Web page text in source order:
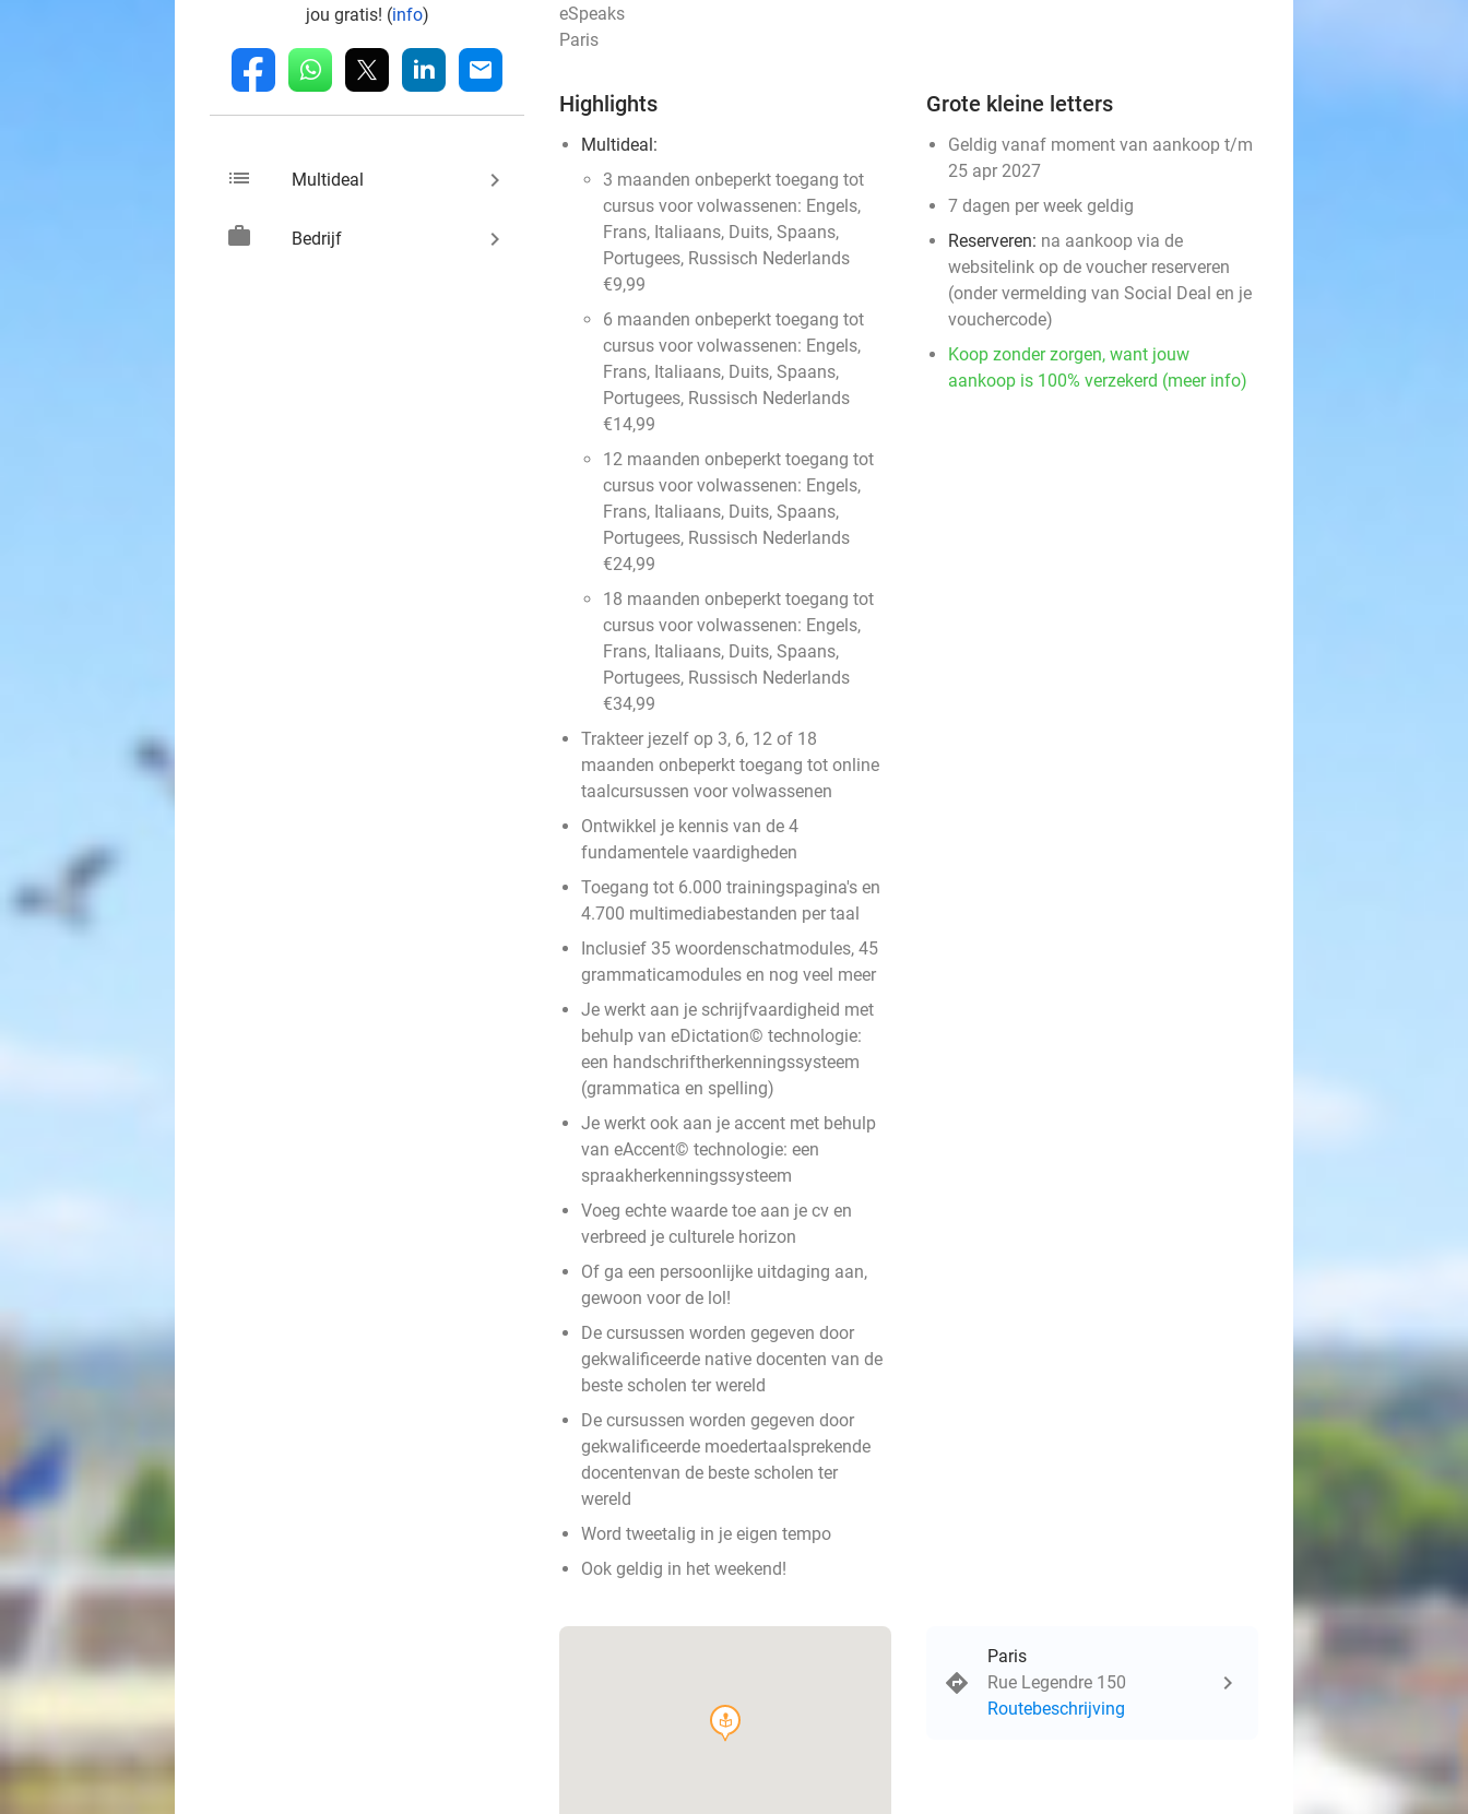
jou gratis! (info)
fb whatsapp linkedin mail
list Multideal keyboard_arrow_right
work Bedrijf keyboard_arrow_right
eSpeaks
Paris
Highlights
Multideal:
3 maanden onbeperkt toegang tot
cursus voor volwassenen: Engels,
Frans, Italiaans, Duits, Spaans,
Portugees, Russisch Nederlands
€9,99
6 maanden onbeperkt toegang tot
cursus voor volwassenen: Engels,
Frans, Italiaans, Duits, Spaans,
Portugees, Russisch Nederlands
€14,99
12 maanden onbeperkt toegang tot
cursus voor volwassenen: Engels,
Frans, Italiaans, Duits, Spaans,
Portugees, Russisch Nederlands
€24,99
18 maanden onbeperkt toegang tot
cursus voor volwassenen: Engels,
Frans, Italiaans, Duits, Spaans,
Portugees, Russisch Nederlands
€34,99
Trakteer jezelf op 3, 6, 12 of 18
maanden onbeperkt toegang tot online
taalcursussen voor volwassenen
Ontwikkel je kennis van de 4
fundamentele vaardigheden
Toegang tot 6.000 trainingspagina's en
4.700 multimediabestanden per taal
Inclusief 35 woordenschatmodules, 45
grammaticamodules en nog veel meer
Je werkt aan je schrijfvaardigheid met
behulp van eDictation© technologie:
een handschriftherkenningssysteem
(grammatica en spelling)
Je werkt ook aan je accent met behulp
van eAccent© technologie: een
spraakherkenningssysteem
Voeg echte waarde toe aan je cv en
verbreed je culturele horizon
Of ga een persoonlijke uitdaging aan,
gewoon voor de lol!
De cursussen worden gegeven door
gekwalificeerde native docenten van de
beste scholen ter wereld
De cursussen worden gegeven door
gekwalificeerde moedertaalsprekende
docentenvan de beste scholen ter
wereld
Word tweetalig in je eigen tempo
Ook geldig in het weekend!
Grote kleine letters
Geldig vanaf moment van aankoop t/m
25 apr 2027
7 dagen per week geldig
Reserveren: na aankoop via de
websitelink op de voucher reserveren
(onder vermelding van Social Deal en je
vouchercode)
Koop zonder zorgen, want jouw
aankoop is 100% verzekerd (meer info)
course
Paris
Rue Legendre 150
Routebeschrijving